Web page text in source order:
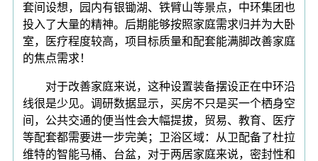
套间设想，园内有银锄湖、铁臂山等景点，中环集团也
投入了大量的精神。后期能够按照家庭需求归并为大卧
室，医疗程度较高，项目标质量和配套能满脚改善家庭
的焦点需求！
对于改善家庭来说，这种设置装备摆设正在中环沿
线很是少见。调研数据显示，买房不只是买一个栖身空
间，公共交通的便当性会大幅提拔，贸易、教育、医疗
等配套都需要进一步完美；卫浴区域：从卫配备了杜拉
维特的智能马桶、台盆，对于两居家庭来说，密封性和